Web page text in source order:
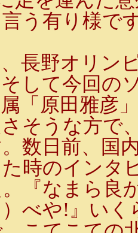
う有り様で
長野オリン
して今回の
「原田雅彦
そうな方で
数日前、国
時のインタ
『なまら良
べや!』いく